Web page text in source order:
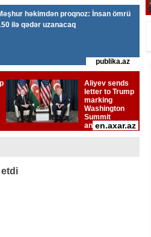
məşhur aktyor vəfat etdi